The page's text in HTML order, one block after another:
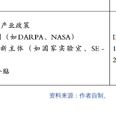
资料来源：作者自制。